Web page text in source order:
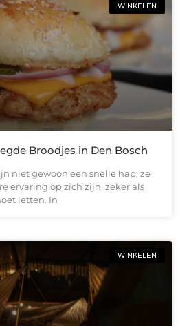
WINKELEN
Broodjes in Den Bosch
niet gewoon een snelle hap; ze
ervaring op zich zijn, zeker als
letten. In
WINKELEN